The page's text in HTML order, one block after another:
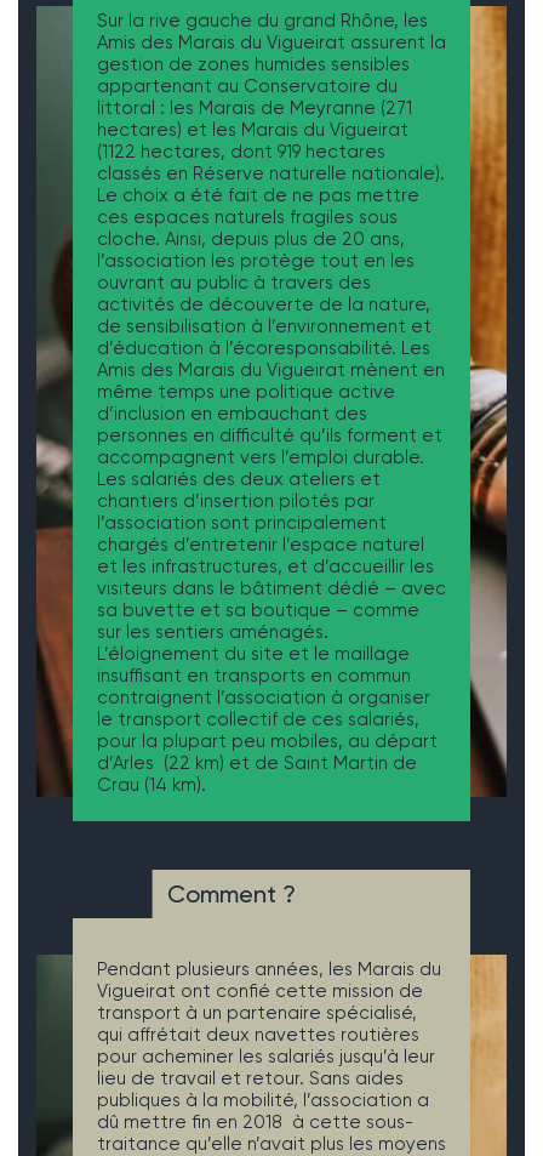
Sur la rive gauche du grand Rhône, les
Amis des Marais du Vigueirat assurent la
gestion de zones humides sensibles
appartenant au Conservatoire du
littoral : les Marais de Meyranne (271
hectares) et les Marais du Vigueirat
(1122 hectares, dont 919 hectares
classés en Réserve naturelle nationale).
Le choix a été fait de ne pas mettre
ces espaces naturels fragiles sous
cloche. Ainsi, depuis plus de 20 ans,
l’association les protège tout en les
ouvrant au public à travers des
activités de découverte de la nature,
de sensibilisation à l’environnement et
d’éducation à l’écoresponsabilité. Les
Amis des Marais du Vigueirat mènent en
même temps une politique active
d’inclusion en embauchant des
personnes en difficulté qu’ils forment et
accompagnent vers l’emploi durable.
Les salariés des deux ateliers et
chantiers d’insertion pilotés par
l’association sont principalement
chargés d’entretenir l’espace naturel
et les infrastructures, et d’accueillir les
visiteurs dans le bâtiment dédié – avec
sa buvette et sa boutique – comme
sur les sentiers aménagés.
L’éloignement du site et le maillage
insuffisant en transports en commun
contraignent l’association à organiser
le transport collectif de ces salariés,
pour la plupart peu mobiles, au départ
d’Arles (22 km) et de Saint Martin de
Crau (14 km).
Comment ?
Pendant plusieurs années, les Marais du
Vigueirat ont confié cette mission de
transport à un partenaire spécialisé,
qui affrétait deux navettes routières
pour acheminer les salariés jusqu’à leur
lieu de travail et retour. Sans aides
publiques à la mobilité, l’association a
dû mettre fin en 2018 à cette sous-
traitance qu’elle n’avait plus les moyens